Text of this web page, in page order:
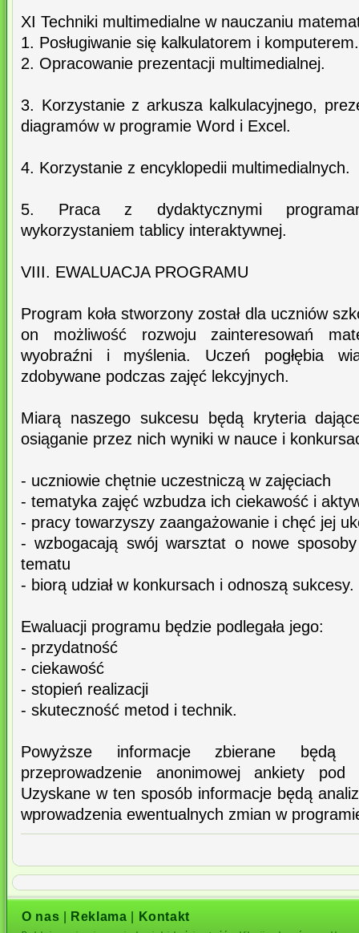
XI Techniki multimedialne w nauczaniu
1. Posługiwanie się kalkulatorem i komputerem.
2. Opracowanie prezentacji multimedialnej.
3. Korzystanie z arkusza kalkulacyjnego,
diagramów w programie Word i Excel.
4. Korzystanie z encyklopedii multimedialnych.
5. Praca z dydaktycznymi
wykorzystaniem tablicy interaktywnej.
VIII. EWALUACJA PROGRAMU
Program koła stworzony został dla uczniów
on możliwość rozwoju zainteresowań
wyobraźni i myślenia. Uczeń pogłębia
zdobywane podczas zajęć lekcyjnych.
Miarą naszego sukcesu będą kryteria
osiąganie przez nich wyniki w nauce i
- uczniowie chętnie uczestniczą w zajęciach
- tematyka zajęć wzbudza ich ciekawość i
- pracy towarzyszy zaangażowanie i chęć jej
- wzbogacają swój warsztat o nowe
tematu
- biorą udział w konkursach i odnoszą sukcesy.
Ewaluacji programu będzie podlegała jego:
- przydatność
- ciekawość
- stopień realizacji
- skuteczność metod i technik.
Powyższe informacje zbierane
przeprowadzenie anonimowej ankiety
Uzyskane w ten sposób informacje będą
wprowadzenia ewentualnych zmian w
O nas Reklama Kontakt